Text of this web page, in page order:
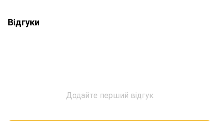
Відгуки
Додайте перший відгук